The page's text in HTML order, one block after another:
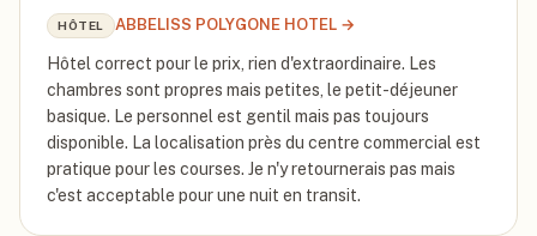
HÔTEL ABBELISS POLYGONE HOTEL →
Hôtel correct pour le prix, rien d'extraordinaire. Les
chambres sont propres mais petites, le petit-déjeuner
basique. Le personnel est gentil mais pas toujours
disponible. La localisation près du centre commercial est
pratique pour les courses. Je n'y retournerais pas mais
c'est acceptable pour une nuit en transit.